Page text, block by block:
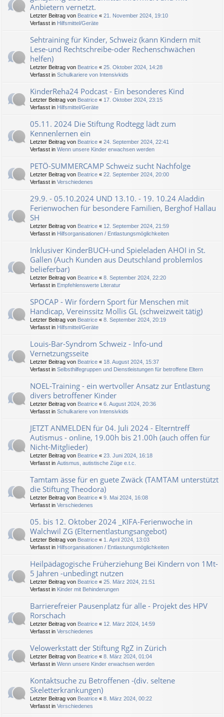
Anbietern vernetzt.
Letzter Beitrag von Beatrice « 21. November 2024, 19:10
Verfasst in Hilfsmittel/Geräte
Sehtraining für Kinder, Schweiz (kann Kindern mit
Lese-und Rechtschreibe-oder Rechenschwächen
helfen)
Letzter Beitrag von Beatrice « 25. Oktober 2024, 14:28
Verfasst in Schulkariere von Intensivkids
KinderReha24 Podcast - Ein besonderes Kind
Letzter Beitrag von Beatrice « 17. Oktober 2024, 23:15
Verfasst in Hilfsmittel/Geräte
05.11. 2024 Die Stiftung Rodtegg lädt zum
Kennenlernen ein
Letzter Beitrag von Beatrice « 24. September 2024, 22:41
Verfasst in Wenn unsere Kinder erwachsen werden
PETÖ-SUMMERCAMP Schweiz sucht Nachfolge
Letzter Beitrag von Beatrice « 22. September 2024, 20:00
Verfasst in Verschiedenes
29.9. - 05.10.2024 UND 13.10. - 19. 10.24 Aladdin
Ferienwochen für besondere Familien, Berghof Hallau
SH
Letzter Beitrag von Beatrice « 12. September 2024, 21:59
Verfasst in Hilfsorganisationen / Entlastungsmöglichkeiten
Inklusiver KinderBUCH-und Spieleladen AHOI in St.
Gallen (Auch Kunden aus Deutschland problemlos
belieferbar)
Letzter Beitrag von Beatrice « 8. September 2024, 22:20
Verfasst in Empfehlenswerte Literatur
SPOCAP - Wir fördern Sport für Menschen mit
Handicap, Vereinssitz Mollis GL (schweizweit tätig)
Letzter Beitrag von Beatrice « 8. September 2024, 20:19
Verfasst in Hilfsmittel/Geräte
Louis-Bar-Syndrom Schweiz - Info-und
Vernetzungsseite
Letzter Beitrag von Beatrice « 18. August 2024, 15:37
Verfasst in Selbsthilfegruppen und Dienstleistungen für betroffene Eltern
NOEL-Training - ein wertvoller Ansatz zur Entlastung
divers betroffener Kinder
Letzter Beitrag von Beatrice « 6. August 2024, 20:36
Verfasst in Schulkariere von Intensivkids
JETZT ANMELDEN für 04. Juli 2024 - Elterntreff
Autismus - online, 19.00h bis 21.00h (auch offen für
Nicht-Mitglieder)
Letzter Beitrag von Beatrice « 23. Juni 2024, 16:18
Verfasst in Autismus, autistische Züge e.t.c.
Tamtam ässe für en guete Zwäck (TAMTAM unterstützt
die Stiftung Theodora)
Letzter Beitrag von Beatrice « 9. Mai 2024, 16:08
Verfasst in Verschiedenes
05. bis 12. Oktober 2024 _KIFA-Ferienwoche in
Walchwil ZG (Elternentlastungsangebot)
Letzter Beitrag von Beatrice « 1. April 2024, 13:03
Verfasst in Hilfsorganisationen / Entlastungsmöglichkeiten
Heilpädagogische Früherziehung Bei Kindern von 1Mt-
5 Jahren -unbedingt nutzen
Letzter Beitrag von Beatrice « 25. März 2024, 21:51
Verfasst in Kinder mit Behinderungen
Barrierefreier Pausenplatz für alle - Projekt des HPV
Rorschach
Letzter Beitrag von Beatrice « 12. März 2024, 14:59
Verfasst in Verschiedenes
Velowerkstatt der Stiftung RgZ in Zürich
Letzter Beitrag von Beatrice « 8. März 2024, 01:04
Verfasst in Wenn unsere Kinder erwachsen werden
Kontaktsuche zu Betroffenen -(div. seltene
Skeletterkrankungen)
Letzter Beitrag von Beatrice « 8. März 2024, 00:22
Verfasst in Verschiedenes